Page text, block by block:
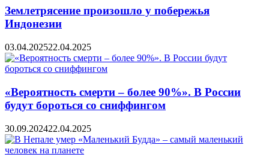
Землетрясение произошло у побережья
Индонезии
03.04.202522.04.2025
«Вероятность смерти – более 90%». В России
будут бороться со сниффингом
30.09.202422.04.2025